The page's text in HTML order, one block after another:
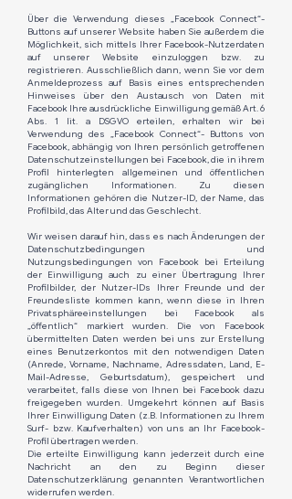
Über die Verwendung dieses „Facebook Connect“-
Buttons auf unserer Website haben Sie außerdem die
Möglichkeit, sich mittels Ihrer Facebook-Nutzerdaten
auf unserer Website einzuloggen bzw. zu
registrieren. Ausschließlich dann, wenn Sie vor dem
Anmeldeprozess auf Basis eines entsprechenden
Hinweises über den Austausch von Daten mit
Facebook Ihre ausdrückliche Einwilligung gemäß Art. 6
Abs. 1 lit. a DSGVO erteilen, erhalten wir bei
Verwendung des „Facebook Connect“- Buttons von
Facebook, abhängig von Ihren persönlich getroffenen
Datenschutzeinstellungen bei Facebook, die in ihrem
Profil hinterlegten allgemeinen und öffentlichen
zugänglichen Informationen. Zu diesen
Informationen gehören die Nutzer-ID, der Name, das
Profilbild, das Alter und das Geschlecht.
Wir weisen darauf hin, dass es nach Änderungen der
Datenschutzbedingungen und
Nutzungsbedingungen von Facebook bei Erteilung
der Einwilligung auch zu einer Übertragung Ihrer
Profilbilder, der Nutzer-IDs Ihrer Freunde und der
Freundesliste kommen kann, wenn diese in Ihren
Privatsphäreeinstellungen bei Facebook als
„öffentlich“ markiert wurden. Die von Facebook
übermittelten Daten werden bei uns zur Erstellung
eines Benutzerkontos mit den notwendigen Daten
(Anrede, Vorname, Nachname, Adressdaten, Land, E-
Mail-Adresse, Geburtsdatum), gespeichert und
verarbeitet, falls diese von Ihnen bei Facebook dazu
freigegeben wurden. Umgekehrt können auf Basis
Ihrer Einwilligung Daten (z.B. Informationen zu Ihrem
Surf- bzw. Kaufverhalten) von uns an Ihr Facebook-
Profil übertragen werden.​
Die erteilte Einwilligung kann jederzeit durch eine
Nachricht an den zu Beginn dieser
Datenschutzerklärung genannten Verantwortlichen
widerrufen werden.